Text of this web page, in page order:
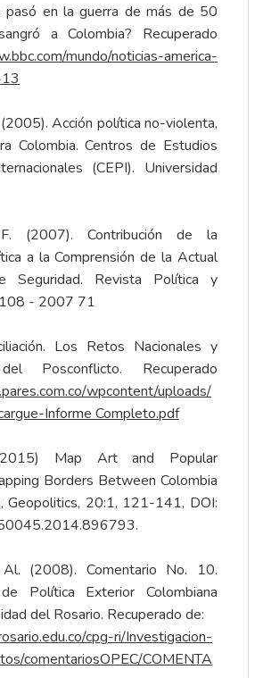
pasó en la guerra de más de 50
a Colombia? Recuperado
mundo/noticias-america-
Acción política no-violenta,
Colombia. Centros de Estudios
(CEPI). Universidad
(2007). Contribución de la
a la Comprensión de la Actual
Seguridad. Revista Política y
- 2007 71
Los Retos Nacionales y
Posconflicto. Recuperado
wpcontent/uploads/
-Informe Completo.pdf
Map Art and Popular
Borders Between Colombia
Geopolitics, 20:1, 121-141, DOI:
(2008). Comentario No. 10.
Política Exterior Colombiana
del Rosario. Recuperado de:
cpg-ri/Investigacion-
comentariosOPEC/COMENTA